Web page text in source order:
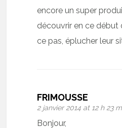
encore un super
découvrir en ce début
ce pas, éplucher leur
FRIMOUSSE
2 janvier 2014 at 12 h 23
Bonjour,